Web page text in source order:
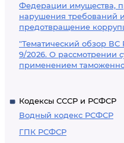
Федерации имущества,
нарушения требований
предотвращение
"Тематический обзор
9/2026. О рассмотрении
применением
Кодексы СССР и РСФСР
Водный кодекс РСФСР
ГПК РСФСР